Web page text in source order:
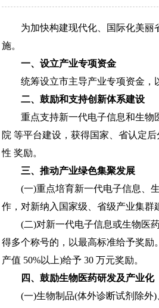
为加快构建现代化、国际化美
施。
一、设立产业专项资金
统筹设立市主导产业专项资金，
二、鼓励和支持创新体系建设
重点支持新一代电子信息和生物
院 等平台建设，获得国家、省认定
性 奖励。
三、推动产业绿色集聚发展
(一)重点培育新一代电子信息、
作，对新纳入国家级、省级产业集群
(二)对新一代电子信息或生物医
得多个称号的，以最高标准给予奖
产值 50%以上)给予 30 万元奖励。
四、鼓励生物医药研发及产业化
(一)生物制品(体外诊断试剂除外